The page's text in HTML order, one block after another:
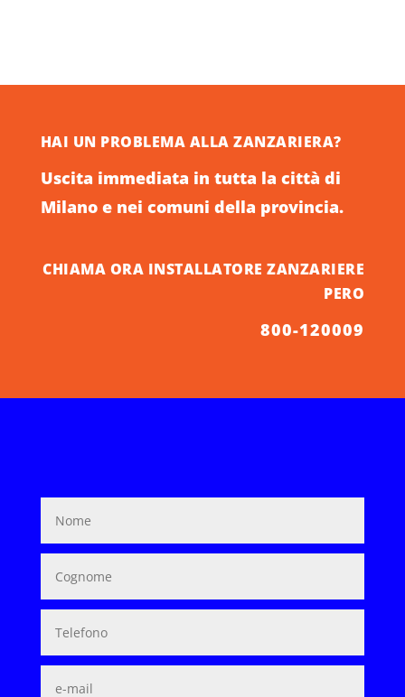
HAI UN PROBLEMA ALLA ZANZARIERA?
Uscita immediata in tutta la città di
Milano e nei comuni della provincia.
CHIAMA ORA INSTALLATORE ZANZARIERE
PERO
800-120009